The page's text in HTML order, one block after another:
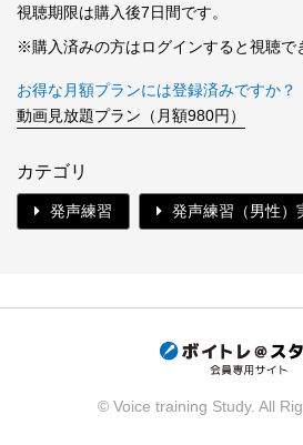
視聴期限は購入後7日間です。
※購入済みの方はログインすると視聴で
お得な月額プランには登録済みですか？
動画見放題プラン（月額980円）
カテゴリ
発声練習 発声練習（男性）
© Voice training Study. All